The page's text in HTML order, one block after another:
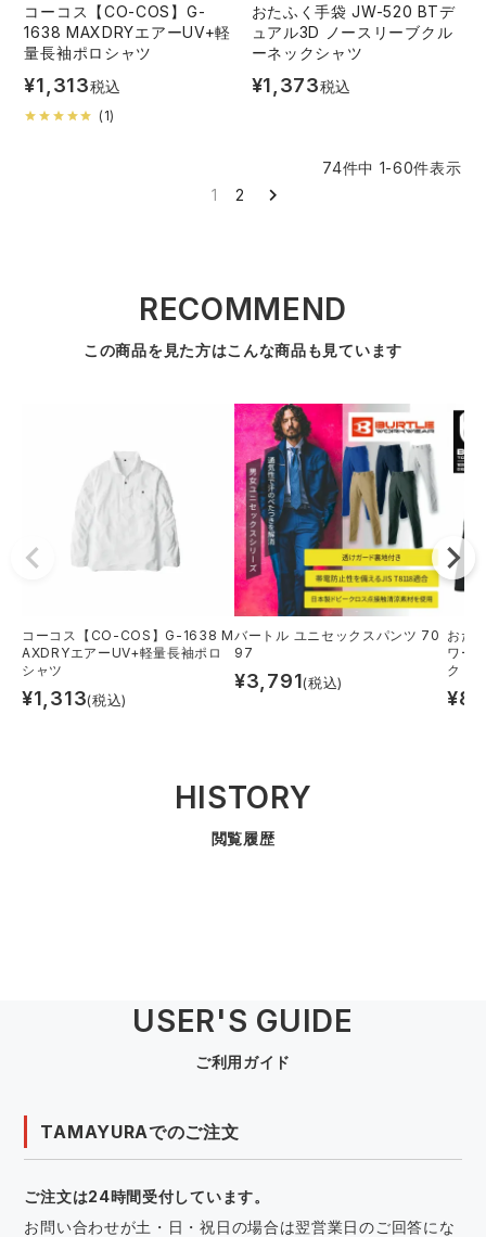
コーコス【CO-COS】G-
1638 MAXDRYエアーUV+軽
量長袖ポロシャツ
¥1,313税込
(1)
おたふく手袋 JW-520 BTデ
ュアル3D ノースリーブクル
ーネックシャツ
¥1,373税込
74件中 1-60件表示
1
2
RECOMMEND
この商品を見た方はこんな商品も見ています
コーコス【CO-COS】G-1638 M
AXDRYエアーUV+軽量長袖ポロ
シャツ
¥1,313(税込)
バートル ユニセックスパンツ 70
97
¥3,791(税込)
おた
ワー
ク
¥
HISTORY
閲覧履歴
USER'S GUIDE
ご利用ガイド
TAMAYURAでのご注文
ご注文は24時間受付しています。
お問い合わせが土・日・祝日の場合は翌営業日のご回答にな